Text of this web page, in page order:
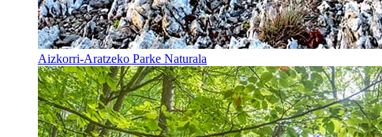
Aizkorri-Aratzeko Parke Naturala